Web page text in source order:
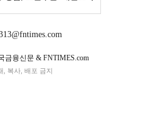
금융신문 & FNTIMES.com
, 복사, 배포 금지